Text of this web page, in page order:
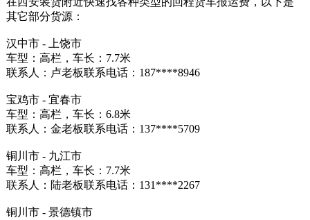
其它部分货源：
汉中市 - 上饶市
车型：高栏，车长：7.7米
联系人：卢老板联系电话：187****8946
宝鸡市 - 宜春市
车型：高栏，车长：6.8米
联系人：金老板联系电话：137****5709
铜川市 - 九江市
车型：高栏，车长：7.7米
联系人：陆老板联系电话：131****2267
铜川市 - 景德镇市